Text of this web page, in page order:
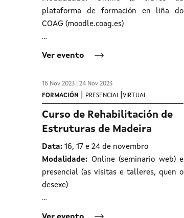
plataforma de formación en liña do
COAG (moodle.coag.es)
…
Ver evento
16 Nov 2023 | 24 Nov 2023
FORMACIÓN
PRESENCIAL |VIRTUAL
Curso de Rehabilitación de
Estruturas de Madeira
Data: 16, 17 e 24 de novembro
Modalidade: Online (seminario web) e
presencial (as visitas e talleres, quen o
desexe)
…